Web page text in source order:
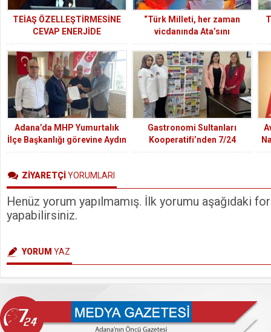
TEİAŞ ÖZELLEŞTİRMESİNE
CEVAP ENERJİDE
KAMULAŞTIRMADIR!
“Türk Milleti, her zaman
vicdanında Ata’sını
koruyacaktır”
Adana’da MHP Yumurtalık
İlçe Başkanlığı görevine Aydın
Kütükoğlu atandı.
Gastronomi Sultanları
Kooperatifi’nden 7/24
Medya’ya Ziyaret
ZİYARETÇİYORUMLARI
Henüz yorum yapılmamış. İlk yorumu aşağıdaki
yapabilirsiniz.
YORUM YAZ